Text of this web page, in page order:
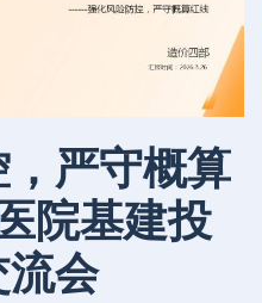
严守概算
院基建投
会